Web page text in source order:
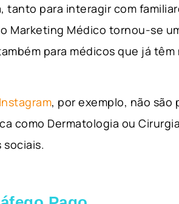
para interagir com
Marketing Médico tornou-se
para médicos que já têm
Instagram, por exemplo, não são
como Dermatologia ou